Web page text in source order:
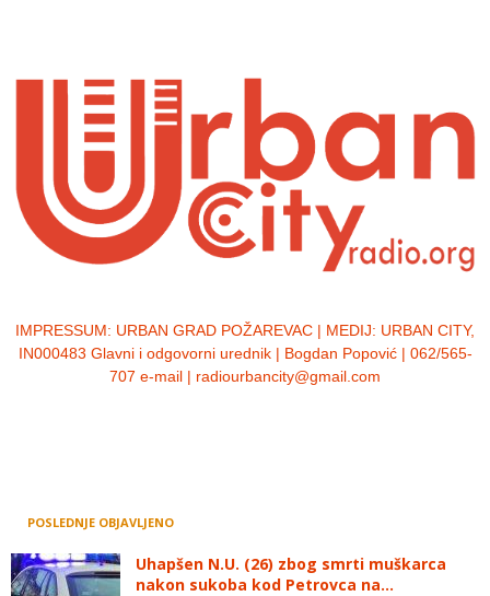
IMPRESSUM: URBAN GRAD POŽAREVAC | MEDIJ: URBAN CITY,
IN000483 Glavni i odgovorni urednik | Bogdan Popović | 062/565-
707 e-mail | radiourbancity@gmail.com
POSLEDNJE OBJAVLJENO
Uhapšen N.U. (26) zbog smrti muškarca
nakon sukoba kod Petrovca na...